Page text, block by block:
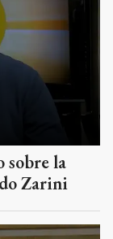
sobre la
Zarini